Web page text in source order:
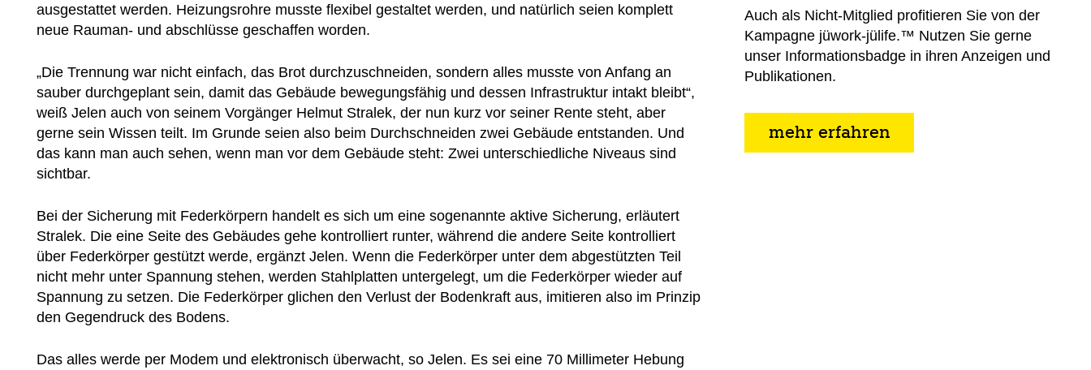
ausgestattet werden. Heizungsrohre musste flexibel gestaltet werden, und natürlich seien komplett
neue Rauman- und abschlüsse geschaffen worden.
„Die Trennung war nicht einfach, das Brot durchzuschneiden, sondern alles musste von Anfang an
sauber durchgeplant sein, damit das Gebäude bewegungsfähig und dessen Infrastruktur intakt bleibt“,
weiß Jelen auch von seinem Vorgänger Helmut Stralek, der nun kurz vor seiner Rente steht, aber
gerne sein Wissen teilt. Im Grunde seien also beim Durchschneiden zwei Gebäude entstanden. Und
das kann man auch sehen, wenn man vor dem Gebäude steht: Zwei unterschiedliche Niveaus sind
sichtbar.
Bei der Sicherung mit Federkörpern handelt es sich um eine sogenannte aktive Sicherung, erläutert
Stralek. Die eine Seite des Gebäudes gehe kontrolliert runter, während die andere Seite kontrolliert
über Federkörper gestützt werde, ergänzt Jelen. Wenn die Federkörper unter dem abgestützten Teil
nicht mehr unter Spannung stehen, werden Stahlplatten untergelegt, um die Federkörper wieder auf
Spannung zu setzen. Die Federkörper glichen den Verlust der Bodenkraft aus, imitieren also im Prinzip
den Gegendruck des Bodens.
Das alles werde per Modem und elektronisch überwacht, so Jelen. Es sei eine 70 Millimeter Hebung
Auch als Nicht-Mitglied profitieren Sie von der
Kampagne jüwork-jülife.™ Nutzen Sie gerne
unser Informationsbadge in ihren Anzeigen und
Publikationen.
mehr erfahren